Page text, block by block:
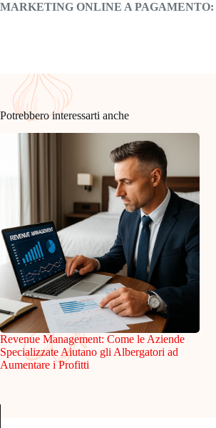
MARKETING ONLINE A PAGAMENTO:
Potrebbero interessarti anche
Revenue Management: Come le Aziende
Specializzate Aiutano gli Albergatori ad
Aumentare i Profitti